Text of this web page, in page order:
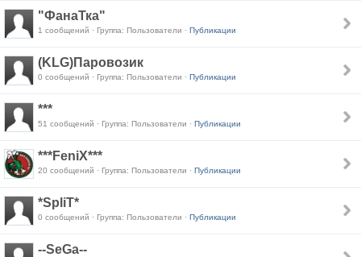
"ФанаТка"
1 сообщений · Группа: Пользователи · Публикации
(KLG)Паровозик
0 сообщений · Группа: Пользователи · Публикации
***
51 сообщений · Группа: Пользователи · Публикации
***FeniX***
20 сообщений · Группа: Пользователи · Публикации
*SpliT*
0 сообщений · Группа: Пользователи · Публикации
--SeGa--